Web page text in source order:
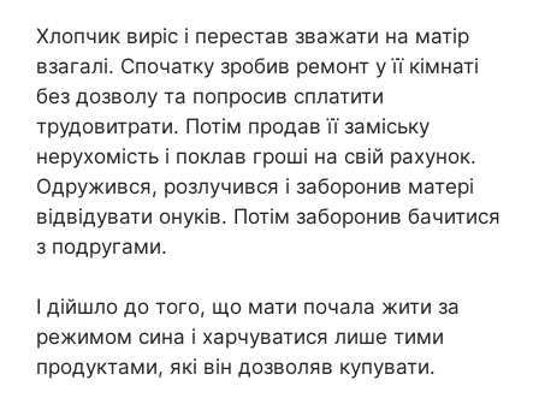
Хлопчик виріс і перестав зважати на матір
взагалі. Спочатку зробив ремонт у її кімнаті
без дозволу та попросив сплатити
трудовитрати. Потім продав її заміську
нерухомість і поклав гроші на свій рахунок.
Одружився, розлучився і заборонив матері
відвідувати онуків. Потім заборонив бачитися
з подругами.
І дійшло до того, що мати почала жити за
режимом сина і харчуватися лише тими
продуктами, які він дозволяв купувати.